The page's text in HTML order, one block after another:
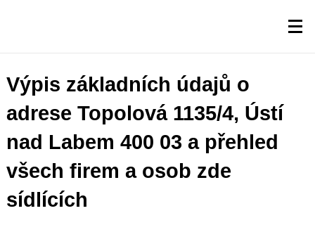
Výpis základních údajů o
adrese Topolová 1135/4, Ústí
nad Labem 400 03 a přehled
všech firem a osob zde
sídlících